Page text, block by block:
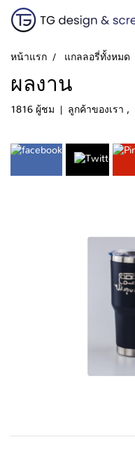
หน้าแรก แกลลอรี่ทั้งหมด
ผลงาน
1816 ผู้ชม ลูกค้าของเรา ,